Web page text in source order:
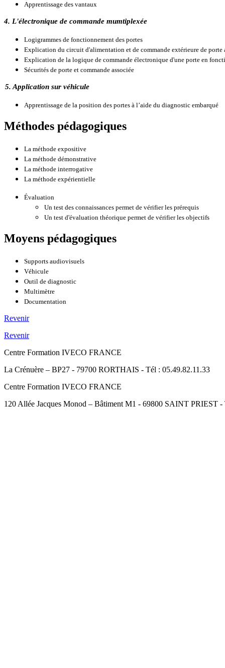
Apprentissage des vantaux
4. L'électronique de commande mumtiplexée
Logigrammes de fonctionnement des portes
Explication du circuit d'alimentation et de commande extérieure de porte
Explication de la logique de commande électronique d'une porte en
Sécurités de porte et commande associée
5. Application sur véhicule
Apprentissage de la position des portes à l’aide du diagnostic embarqué
Méthodes pédagogiques
La méthode expositive
La méthode démonstrative
La méthode interrogative
La méthode expérientielle
Évaluation
Un test des connaissances permet de vérifier les prérequis
Un test d'évaluation théorique permet de vérifier les objectifs
Moyens pédagogiques
Supports audiovisuels
Véhicule
Outil de diagnostic
Multimètre
Documentation
Revenir
Revenir
Centre Formation IVECO FRANCE
La Crénuère – BP27 - 79700 RORTHAIS - Tél : 05.49.82.11.33
Centre Formation IVECO FRANCE
120 Allée Jacques Monod – Bâtiment M1 - 69800 SAINT PRIEST